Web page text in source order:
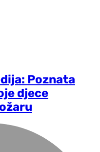
Poznata
djece